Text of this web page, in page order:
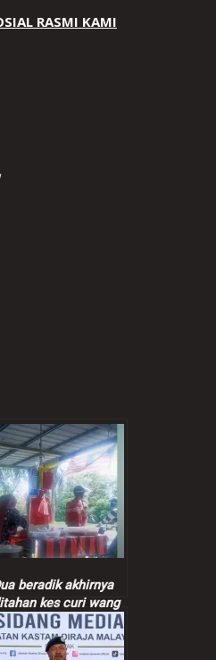
RASMI KAMI
beradik akhirnya
kes curi wang
nasi bajet